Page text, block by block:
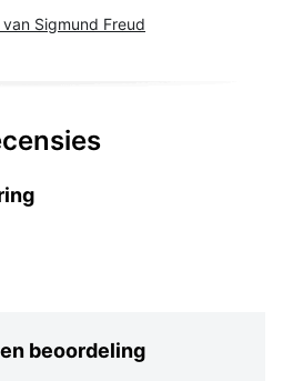
Sigmund Freud
beoordeling